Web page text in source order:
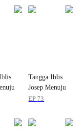
Tangga Iblis
Josep Menuju
EP 73